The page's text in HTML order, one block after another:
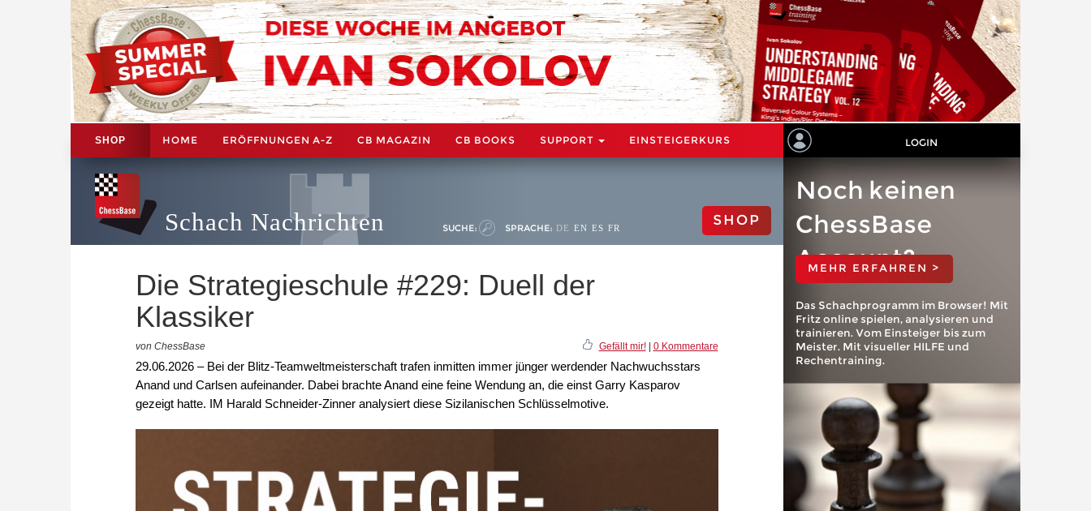
SHOP HOME ERÖFFNUNGEN A-Z CB MAGAZIN CB BOOKS SUPPORT EINSTEIGERKURS LOGIN
Schach Nachrichten SUCHE: SPRACHE: DE EN ES FR SHOP
Die Strategieschule #229: Duell der
Klassiker
von ChessBase Gefällt mir!| 0 Kommentare
29.06.2026 – Bei der Blitz-Teamweltmeisterschaft trafen inmitten immer jünger werdender Nachwuchsstars
Anand und Carlsen aufeinander. Dabei brachte Anand eine feine Wendung an, die einst Garry Kasparov
gezeigt hatte. IM Harald Schneider-Zinner analysiert diese Sizilanischen Schlüsselmotive.
Noch keinen
ChessBase
Account?
MEHR ERFAHREN >
Das Schachprogramm im Browser! Mit
Fritz online spielen, analysieren und
trainieren. Vom Einsteiger bis zum
Meister. Mit visueller HILFE und
Rechentraining.